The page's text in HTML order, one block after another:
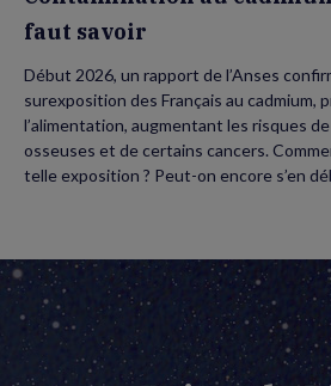
faut savoir
Début 2026, un rapport de l’Anses
surexposition des Français au cadmium,
l’alimentation, augmentant les risques
osseuses et de certains cancers.
telle exposition ? Peut-on encore s’en